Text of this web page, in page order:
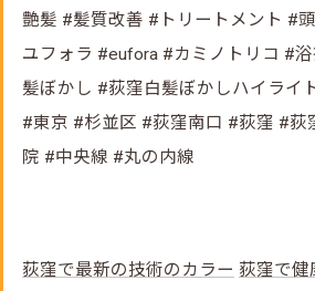
艶髪 #髪質改善 #トリートメント #
ユフォラ #eufora #カミノトリコ #
髪ぼかし #荻窪白髪ぼかしハイライ
#東京 #杉並区 #荻窪南口 #荻窪 #荻
院 #中央線 #丸の内線
荻窪で最新の技術のカラー 荻窪で健